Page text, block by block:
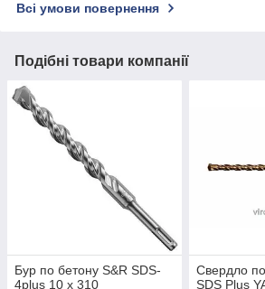
Всі умови повернення
Подібні товари компанії
Бур по бетону S&R SDS-
4plus 10 х 310
Свердло
SDS Plus